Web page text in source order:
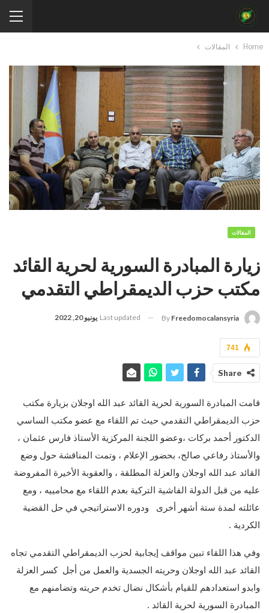
Home المقالات
المقالات
زيارة المبادرة السورية لحرية القائد
مكتب حزب الديمقراطي التقدمي
By Freedomocalansyria
Last updated يونيو 20, 2022
741
Share
قامت المبادرة السورية لحرية القائد عبد الله اوجلان بزيارة مكتب
حزب الديمقراطي التقدمي حيث تم اللقاء مع عضو مكتب الساسي
الدكتور أحمد بركات ،وعضو اللجنة المركزية الأستاذ فارس عثمان ،
والأستاذ رفاعي صالح، بحضور الإعلام ، وتمت المناقشة حول وضع
القائد عبد الله اوجلان والعزلة المطلقة ، والعقوبة الأخيرة المفروضة
عليه من قبل الدولة الفاشية التركية بعدم اللقاء مع محامييه ، ومع
عائلته لمدة ستة أشهر أخرى ودوره الاستراتيجي في حل القضية
الكردية .
وفي هذا اللقاء تبين مواقف إيجابية لحزب الديمقراطي التقدمي تجاه
القائد عبد الله اوجلان وحريته الجسدية والعمل من أجل كسر العزلة
وابدو استعدادهم للقيام بأشكال نضال تخدم حريته وتضامنهم مع
المبادرة السورية لحرية القائد .